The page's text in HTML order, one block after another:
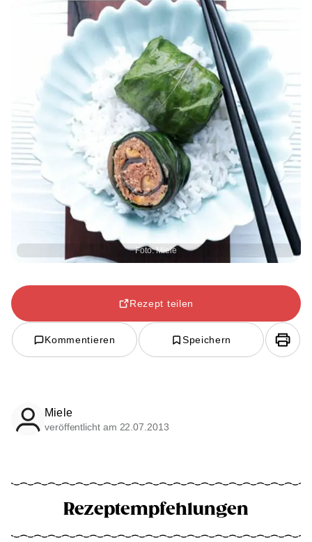
Foto: Miele
Rezept teilen
Kommentieren Speichern
Miele
veröffentlicht am 22.07.2013
Rezeptempfehlungen